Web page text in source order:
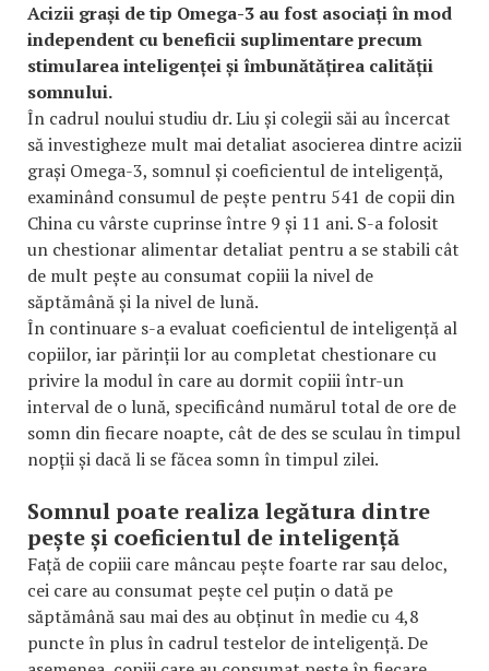
Acizii grași de tip Omega-3 au fost asociați în mod
independent cu beneficii suplimentare precum
stimularea inteligenței și îmbunătățirea calității
somnului.
În cadrul noului studiu dr. Liu și colegii săi au încercat
să investigheze mult mai detaliat asocierea dintre acizii
grași Omega-3, somnul și coeficientul de inteligență,
examinând consumul de pește pentru 541 de copii din
China cu vârste cuprinse între 9 și 11 ani. S-a folosit
un chestionar alimentar detaliat pentru a se stabili cât
de mult pește au consumat copiii la nivel de
săptămână și la nivel de lună.
În continuare s-a evaluat coeficientul de inteligență al
copiilor, iar părinții lor au completat chestionare cu
privire la modul în care au dormit copiii într-un
interval de o lună, specificând numărul total de ore de
somn din fiecare noapte, cât de des se sculau în timpul
nopții și dacă li se făcea somn în timpul zilei.
Somnul poate realiza legătura dintre
pește și coeficientul de inteligență
Față de copiii care mâncau pește foarte rar sau deloc,
cei care au consumat pește cel puțin o dată pe
săptămână sau mai des au obținut în medie cu 4,8
puncte în plus în cadrul testelor de inteligență. De